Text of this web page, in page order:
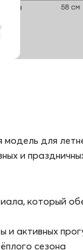
для
и
который
и активных
сезона